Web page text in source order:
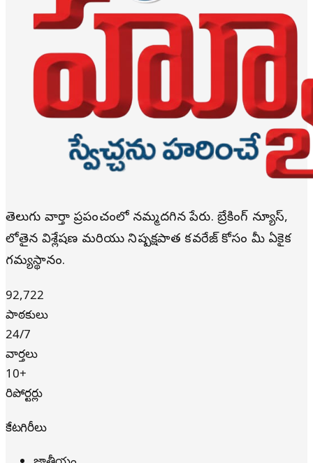
తెలుగు వార్తా ప్రపంచంలో నమ్మదగిన పేరు. బ్రేకింగ్ న్యూస్,
లోతైన విశ్లేషణ మరియు నిష్పక్షపాత కవరేజ్ కోసం మీ ఏకైక
గమ్యస్థానం.
92,722
పాఠకులు
24/7
వార్తలు
10+
రిపోర్టర్లు
కేటగిరీలు